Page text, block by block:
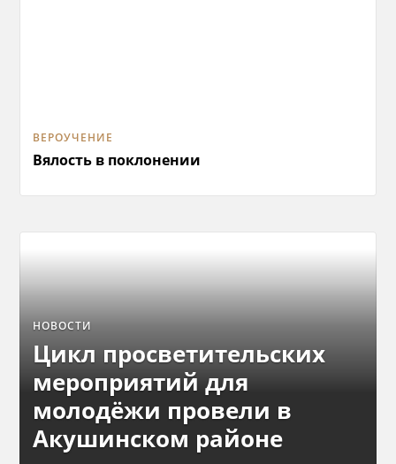
ВЕРОУЧЕНИЕ
Вялость в поклонении
НОВОСТИ
Цикл просветительских
мероприятий для
молодёжи провели в
Акушинском районе